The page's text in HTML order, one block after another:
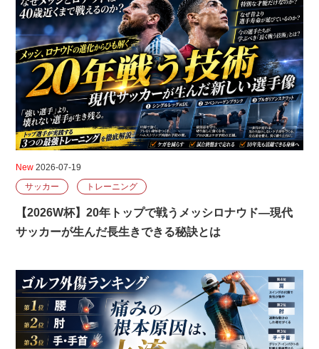
New2026-07-19
サッカー
トレーニング
【2026W杯】20年トップで戦うメッシロナウド―現代
サッカーが生んだ長生きできる秘訣とは